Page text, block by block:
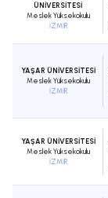
ÜNİVERSİTESİ
Meslek Yüksekokulu
İZMİR
YAŞAR ÜNİVERSİTESİ
Meslek Yüksekokulu
İZMİR
YAŞAR ÜNİVERSİTESİ
Meslek Yüksekokulu
İZMİR